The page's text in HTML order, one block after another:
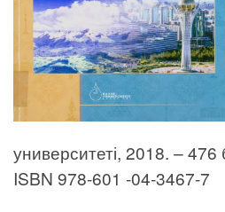
университеті, 2018. – 476
ISBN 978-601 -04-3467-7